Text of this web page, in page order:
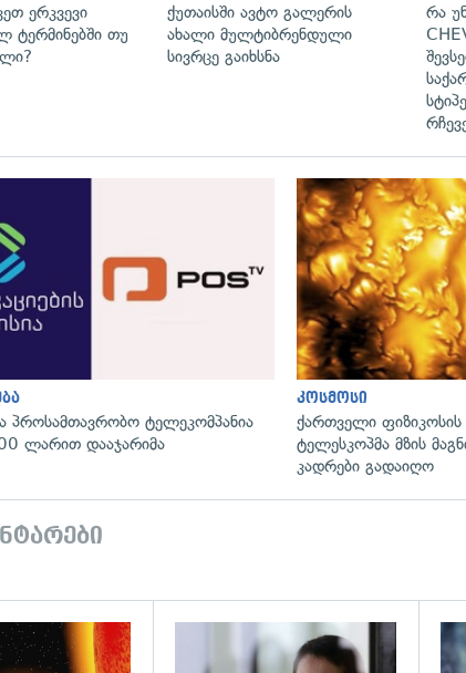
ერკვევი
ტერმინებში თუ
ქუთაისში ავტო გალერის
ახალი მულტიბრენდული
სივრცე გაიხსნა
რა
გადახედვა
პროსამთავრობო ტელეკომპანია
ლარით დააჯარიმა
კოსმოსი
ქართველი
ტელესკოპმა მზის
კადრები გადაიღო